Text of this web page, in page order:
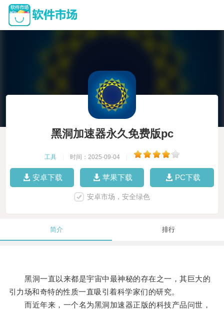
黑洞加速器永久免费版pc
工具 时间：2025-09-04
安卓下载 苹果下载 PC下载
安卓市场，安全绿色
简介 排行
黑洞一直以来都是宇宙中最神秘的存在之一，其巨大的
引力场和奇特的性质一直吸引着科学家们的研究。
而近年来，一个名为黑洞加速器正版的科技产品问世，